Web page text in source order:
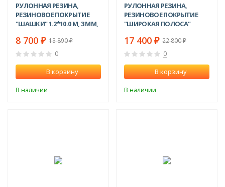
РУЛОННАЯ РЕЗИНА,
РЕЗИНОВОЕ ПОКРЫТИЕ
"ШАШКИ" 1.2*10.0 М, 3 ММ,
8 700 ₽ 13 890₽
0
В корзину
В наличии
РУЛОННАЯ РЕЗИНА,
РЕЗИНОВОЕ ПОКРЫТИЕ
"ШИРОКАЯ ПОЛОСА"
17 400 ₽ 22 800₽
0
В корзину
В наличии